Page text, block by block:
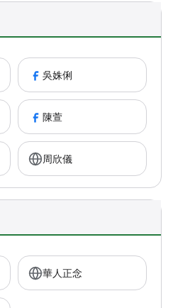
吳姝俐
陳萱
周欣儀
華人正念